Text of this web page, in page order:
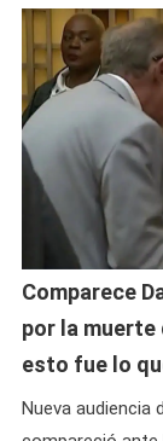
Comparece
por la muerte
esto fue lo
Nueva audiencia